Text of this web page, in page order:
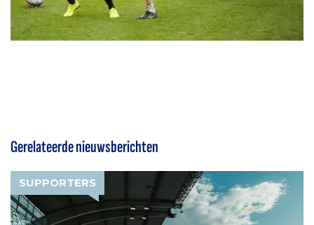
Gerelateerde nieuwsberichten
SUPPORTERS